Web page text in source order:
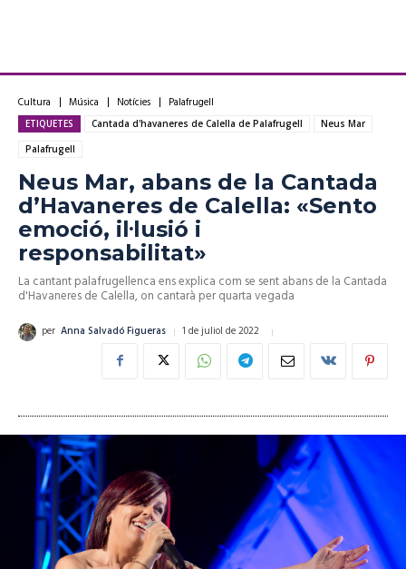
Cultura Música Notícies Palafrugell
ETIQUETES Cantada d'havaneres de Calella de Palafrugell
Neus Mar
Palafrugell
Neus Mar, abans de la Cantada
d’Havaneres de Calella: «Sento
emoció, il·lusió i
responsabilitat»
La cantant palafrugellenca ens explica com se sent abans de la Cantada
d'Havaneres de Calella, on cantarà per quarta vegada
per Anna Salvadó Figueras 1 de juliol de 2022